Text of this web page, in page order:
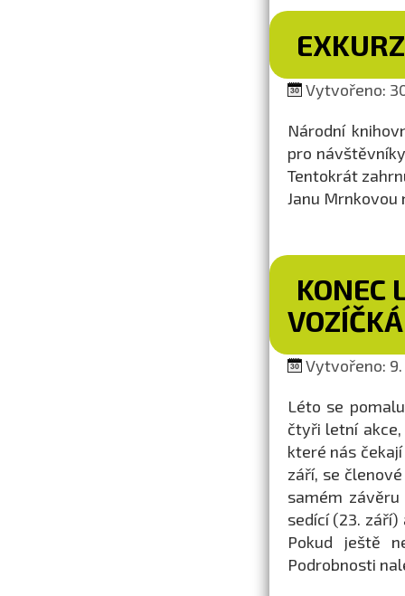
Vytvořeno:
Národní
pro
Tentokrát
Janu Mrnkovou
KONEC
Vytvořeno: 9.
Léto se
čtyři letní
které nás
září, se
samém
sedící (23.
Pokud ještě
Podrobnosti